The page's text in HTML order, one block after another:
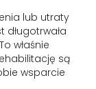
lub utraty
długotrwała
właśnie
są
wsparcie